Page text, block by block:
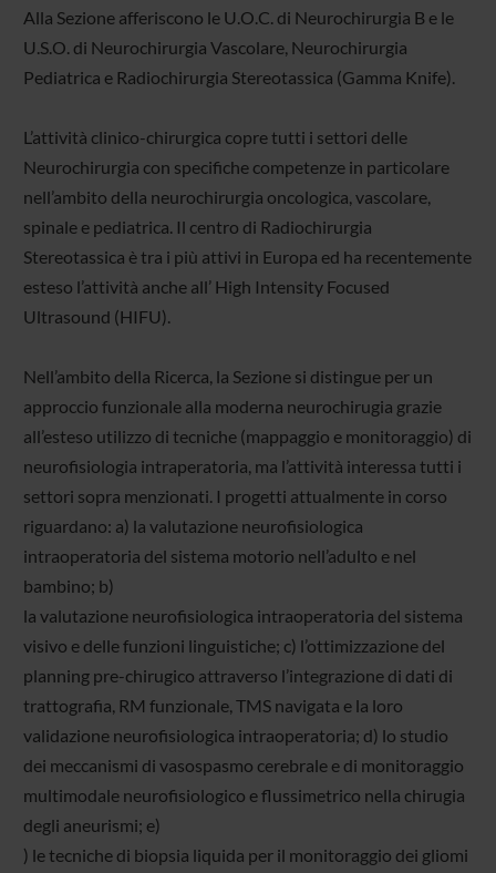
Alla Sezione afferiscono le U.O.C. di Neurochirurgia B e le
U.S.O. di Neurochirurgia Vascolare, Neurochirurgia
Pediatrica e Radiochirurgia Stereotassica (Gamma Knife).
L’attività clinico-chirurgica copre tutti i settori delle
Neurochirurgia con specifiche competenze in particolare
nell’ambito della neurochirurgia oncologica, vascolare,
spinale e pediatrica. Il centro di Radiochirurgia
Stereotassica è tra i più attivi in Europa ed ha recentemente
esteso l’attività anche all’ High Intensity Focused
Ultrasound (HIFU).
Nell’ambito della Ricerca, la Sezione si distingue per un
approccio funzionale alla moderna neurochirugia grazie
all’esteso utilizzo di tecniche (mappaggio e monitoraggio) di
neurofisiologia intraperatoria, ma l’attività interessa tutti i
settori sopra menzionati. I progetti attualmente in corso
riguardano: a) la valutazione neurofisiologica
intraoperatoria del sistema motorio nell’adulto e nel
bambino; b)
la valutazione neurofisiologica intraoperatoria del sistema
visivo e delle funzioni linguistiche; c) l’ottimizzazione del
planning pre-chirugico attraverso l’integrazione di dati di
trattografia, RM funzionale, TMS navigata e la loro
validazione neurofisiologica intraoperatoria; d) lo studio
dei meccanismi di vasospasmo cerebrale e di monitoraggio
multimodale neurofisiologico e flussimetrico nella chirugia
degli aneurismi; e)
) le tecniche di biopsia liquida per il monitoraggio dei gliomi